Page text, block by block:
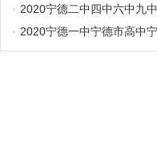
· 2020宁德二中四中六中九
· 2020宁德一中宁德市高中